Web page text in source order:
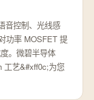
音控制、光线感
功率 MOSFET 提
。微碧半导体
工艺&#xff0c;为您